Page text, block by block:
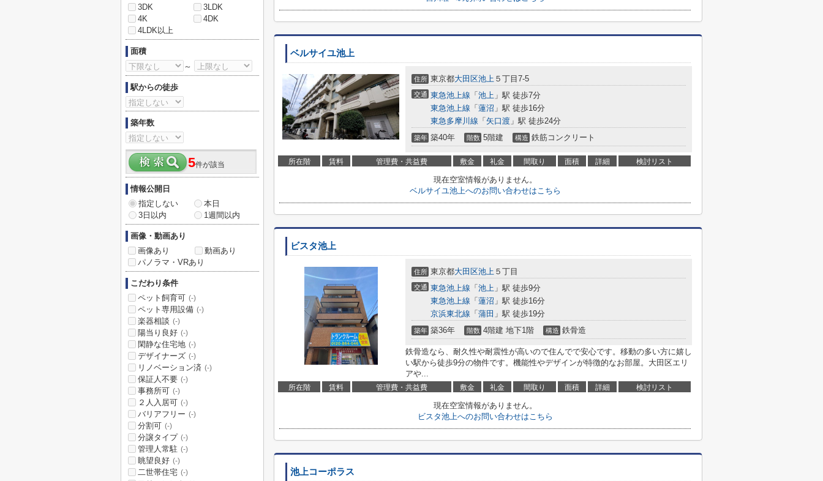
ベルサイユ池上
住所 東京都大田区池上 ５丁目7-5
交通 東急池上線 「 池上 」駅 徒歩7分
東急池上線 「 蓮沼 」駅 徒歩16分
東急多摩川線 「 矢口渡 」駅 徒歩24分
築年 築40年 階数 5階建 構造 鉄筋コンクリート
所在階 賃料 管理費・共益費 敷金 礼金 間取り 面積 詳細 検討リスト
現在空室情報がありません。
ベルサイユ池上へのお問い合わせはこちら
ビスタ池上
住所 東京都大田区池上 ５丁目
交通 東急池上線 「 池上 」駅 徒歩9分
東急池上線 「 蓮沼 」駅 徒歩16分
京浜東北線 「 蒲田 」駅 徒歩19分
築年 築36年 階数 4階建 地下1階 構造 鉄骨造
鉄骨造なら、耐久性や耐震性が高いので住んでで安心です。移動の多い方に嬉し
い駅から徒歩9分の物件です。機能性やデザインが特徴的なお部屋。大田区エリ
アや...
所在階 賃料 管理費・共益費 敷金 礼金 間取り 面積 詳細 検討リスト
現在空室情報がありません。
ビスタ池上へのお問い合わせはこちら
池上コーポラス
3DK
3LDK
4K
4DK
4LDK以上
面積
～
駅からの徒歩
築年数
5件が該当
情報公開日
指定しない
本日
3日以内
1週間以内
画像・動画あり
画像あり
動画あり
パノラマ・VRあり
こだわり条件
ペット飼育可 (-)
ペット専用設備 (-)
楽器相談 (-)
陽当り良好 (-)
閑静な住宅地 (-)
デザイナーズ (-)
リノベーション済 (-)
保証人不要 (-)
事務所可 (-)
２人入居可 (-)
バリアフリー (-)
分割可 (-)
分譲タイプ (-)
管理人常駐 (-)
眺望良好 (-)
二世帯住宅 (-)